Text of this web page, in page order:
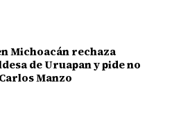
Michoacán rechaza
de Uruapan y pide no
Manzo